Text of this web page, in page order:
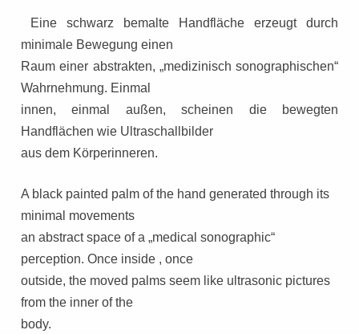
Eine schwarz bemalte Handfläche erzeugt durch
minimale Bewegung einen
Raum einer abstrakten, „medizinisch sonographischen“
Wahrnehmung. Einmal
innen, einmal außen, scheinen die bewegten
Handflächen wie Ultraschallbilder
aus dem Körperinneren.
A black painted palm of the hand generated through its
minimal movements
an abstract space of a „medical sonographic“
perception. Once inside , once
outside, the moved palms seem like ultrasonic pictures
from the inner of the
body.